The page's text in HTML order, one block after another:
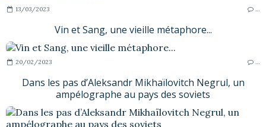
13/03/2023
Vin et Sang, une vieille métaphore...
20/02/2023
Dans les pas d’Aleksandr Mikhaïlovitch Negrul, un
ampélographe au pays des soviets